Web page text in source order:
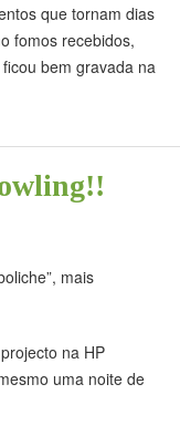
que tornam dias
fomos recebidos,
bem gravada na
mais
na HP
uma noite de